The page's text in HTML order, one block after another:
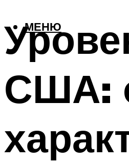
МЕНЮ
США: